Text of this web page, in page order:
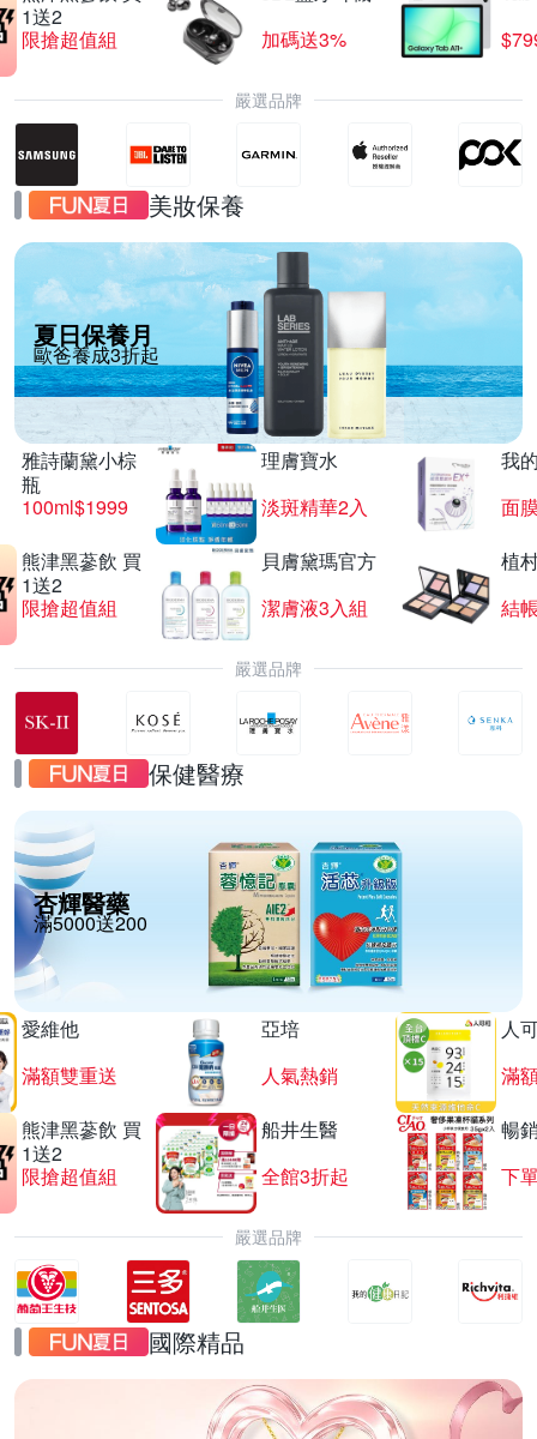
1送2
限搶超值組
加碼送3%
嚴選品牌
美妝保養
夏日保養月
歐爸養成3折起
雅詩蘭黛小棕
瓶
100ml$1999
理膚寶水
淡斑精華2入
我
面
熊津黑蔘飲 買
1送2
限搶超值組
貝膚黛瑪官方
潔膚液3入組
植
結
嚴選品牌
保健醫療
杏輝醫藥
滿5000送200
愛維他
滿額雙重送
亞培
人氣熱銷
人
滿
熊津黑蔘飲 買
1送2
限搶超值組
船井生醫
全館3折起
暢
下
嚴選品牌
國際精品